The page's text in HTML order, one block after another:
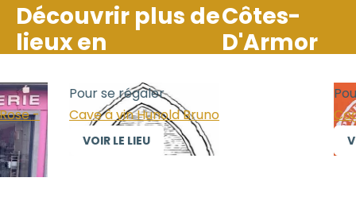
Découvrir plus de
lieux en
Côtes-
D'Armor
-
Pour se régaler
Cave à vin Hunold Bruno
VOIR LE LIEU